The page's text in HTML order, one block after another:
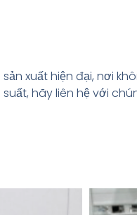
xuất hiện đại, nơi
hãy liên hệ với